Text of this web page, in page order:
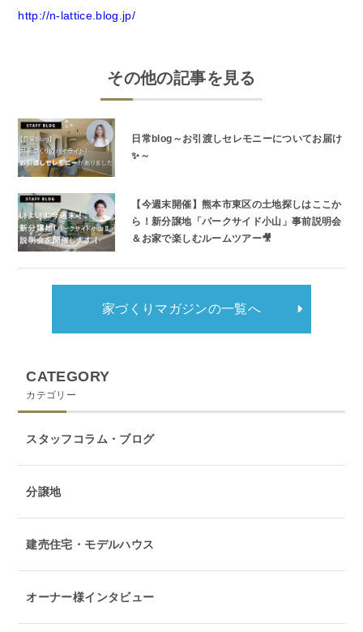
http://n-lattice.blog.jp/
その他の記事を見る
日常blog～お引渡しセレモニーについてお届け
✨～
【今週末開催】熊本市東区の土地探しはここか
ら！新分譲地「パークサイド小山」事前説明会
＆お家で楽しむルームツアー🎥
家づくりマガジンの一覧へ
CATEGORY
カテゴリー
スタッフコラム・ブログ
分譲地
建売住宅・モデルハウス
オーナー様インタビュー